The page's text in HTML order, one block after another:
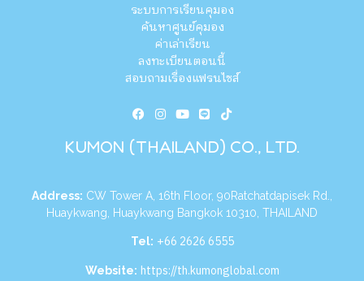
ระบบการเรียนคุมอง
ค้นหาศูนย์คุมอง
ค่าเล่าเรียน
ลงทะเบียนตอนนี้
สอบถามเรื่องแฟรนไชส์
KUMON (THAILAND) CO., LTD.
Address: CW Tower A, 16th Floor, 90Ratchatdapisek Rd.,
Huaykwang, Huaykwang Bangkok 10310, THAILAND
Tel: +66 2626 6555
Website: https://th.kumonglobal.com